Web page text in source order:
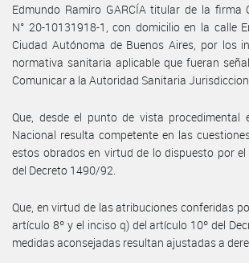
Edmundo Ramiro GARCÍA titular de la firma
N° 20-10131918-1, con domicilio en la calle
Ciudad Autónoma de Buenos Aires, por los
normativa sanitaria aplicable que fueran
Comunicar a la Autoridad Sanitaria
Que, desde el punto de vista procedimental
Nacional resulta competente en las
estos obrados en virtud de lo dispuesto por
del Decreto 1490/92.
Que, en virtud de las atribuciones conferidas
artículo 8º y el inciso q) del artículo 10º del
medidas aconsejadas resultan ajustadas a